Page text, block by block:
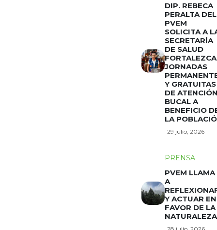
DIP. REBECA
PERALTA DEL
PVEM
SOLICITA A
SECRETARÍA
DE SALUD
FORTALEZCA
JORNADAS
Y GRATUITAS
DE
BUCAL A
BENEFICIO
LA
29 julio, 2026
PRENSA
PVEM LLAMA
A
Y ACTUAR EN
FAVOR DE LA
NATURALEZA